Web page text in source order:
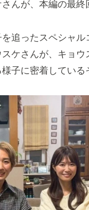
んが、本編の最終
追ったスペシャ
ケさんが、キョ
子に密着している